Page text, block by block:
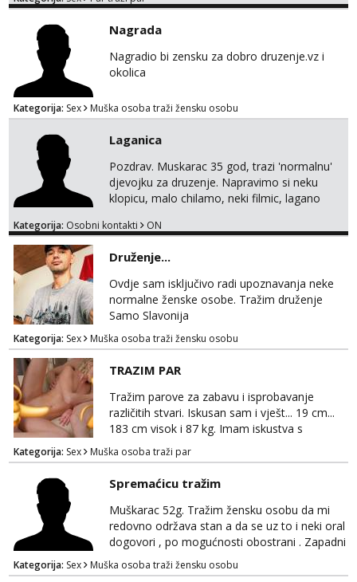
Nagrada
Nagradio bi zensku za dobro druzenje.vz i
okolica
Kategorija: Sex Muška osoba traži žensku osobu
Laganica
Pozdrav. Muskarac 35 god, trazi 'normalnu'
djevojku za druzenje. Napravimo si neku
klopicu, malo chilamo, neki filmic, lagano
pretjerano bitan koliko iznutra. Bucke se
brundo xD Budi pristojna i dobra, za sve
ostale cemo lako. Zagreb.
Kategorija: Osobni kontakti ON
Druženje...
Ovdje sam isključivo radi upoznavanja neke
normalne ženske osobe. Tražim druženje
Samo Slavonija
Kategorija: Sex Muška osoba traži žensku osobu
TRAZIM PAR
Tražim parove za zabavu i isprobavanje
različitih stvari. Iskusan sam i vješt... 19 cm...
183 cm visok i 87 kg. Imam iskustva s
parovima, potpuno sam zdrava i njegovana, a
privatnost je apsolutno najvažnija. Ozbiljni
parovi mogu me kontaktirati putem
WhatsAppa ili Vibera. Samo ozbiljni parovi
trebaju slati poruke ili zvati. Blokiram one koji
nisu ozbiljni.
Kategorija: Sex Muška osoba traži par
Spremaćicu tražim
Muškarac 52g. Tražim žensku osobu da mi
redovno održava stan a da se uz to i neki oral
dogovori , po mogućnosti obostrani . Zapadni
dio Zagreba .Javiti se prvo porukom na
WhatsApp 0958634499
Kategorija: Sex Muška osoba traži žensku osobu